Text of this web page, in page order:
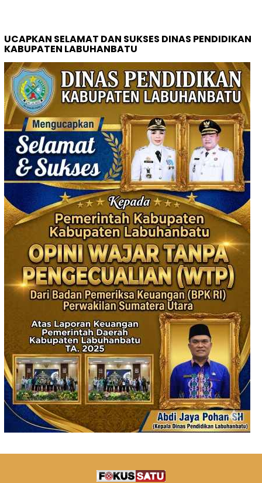
UCAPKAN SELAMAT DAN SUKSES DINAS PENDIDIKAN
KABUPATEN LABUHANBATU